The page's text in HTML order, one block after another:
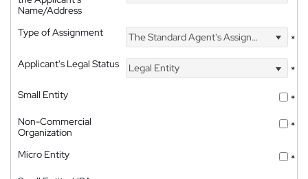
Name/Address
Type of Assignment The Standard Agent's Assignment
*
Applicant's Legal Status
Legal Entity
*
Small Entity
*
Non-Commercial
Organization
*
Micro Entity
*